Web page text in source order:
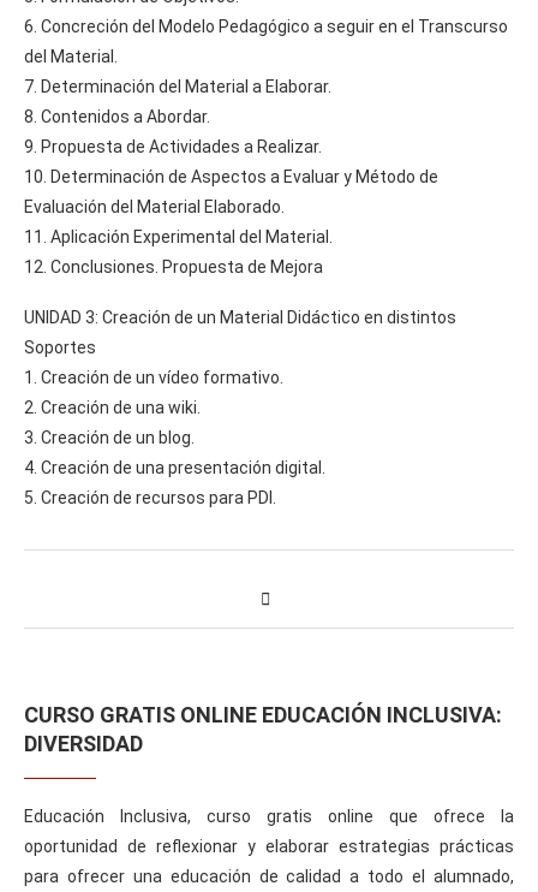
6. Concreción del Modelo Pedagógico a seguir en el Transcurso
del Material.
7. Determinación del Material a Elaborar.
8. Contenidos a Abordar.
9. Propuesta de Actividades a Realizar.
10. Determinación de Aspectos a Evaluar y Método de
Evaluación del Material Elaborado.
11. Aplicación Experimental del Material.
12. Conclusiones. Propuesta de Mejora
UNIDAD 3: Creación de un Material Didáctico en distintos
Soportes
1. Creación de un vídeo formativo.
2. Creación de una wiki.
3. Creación de un blog.
4. Creación de una presentación digital.
5. Creación de recursos para PDI.
CURSO GRATIS ONLINE EDUCACIÓN INCLUSIVA:
DIVERSIDAD
Educación Inclusiva, curso gratis online que ofrece la
oportunidad de reflexionar y elaborar estrategias prácticas
para ofrecer una educación de calidad a todo el alumnado,